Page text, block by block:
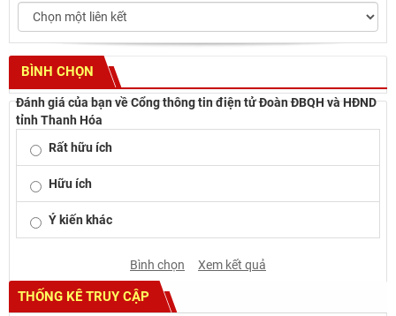
BÌNH CHỌN
Đánh giá của bạn về Cổng thông tin điện tử Đoàn ĐBQH và HĐND
tỉnh Thanh Hóa
Rất hữu ích
Hữu ích
Ý kiến khác
Bình chọn Xem kết quả
THỐNG KÊ TRUY CẬP